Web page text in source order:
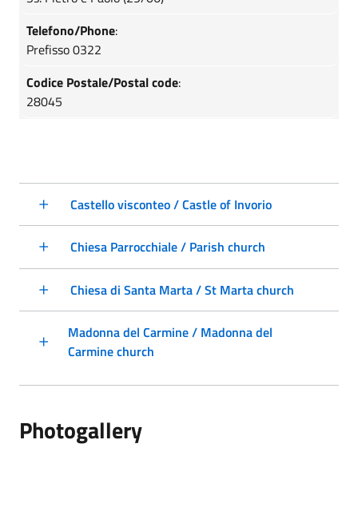
Telefono/Phone:
Prefisso 0322
Codice Postale/Postal code:
28045
Castello visconteo / Castle of Invorio
Chiesa Parrocchiale / Parish church
Chiesa di Santa Marta / St Marta church
Madonna del Carmine / Madonna del
Carmine church
Photogallery